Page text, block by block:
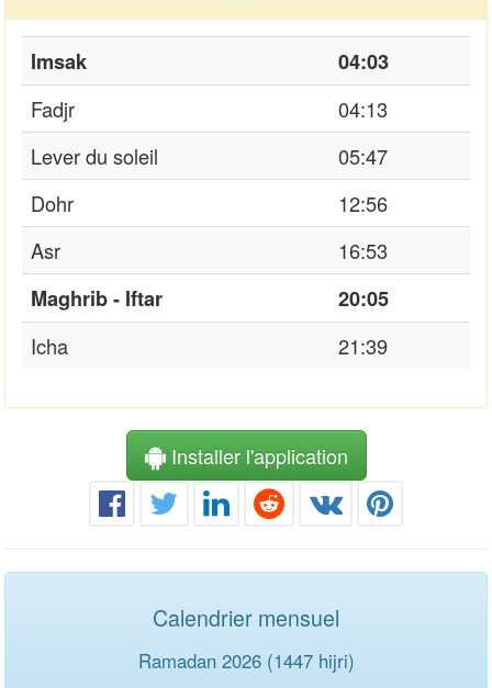
Imsak
04:03
Fadjr
04:13
Lever du soleil
05:47
Dohr
12:56
Asr
16:53
Maghrib - Iftar
20:05
Icha
21:39
Installer l'application
Calendrier mensuel
Ramadan 2026 (1447 hijri)